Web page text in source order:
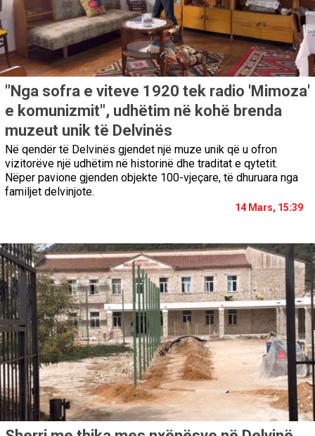
"Nga sofra e viteve 1920 tek radio 'Mimoza'
e komunizmit", udhëtim në kohë brenda
muzeut unik të Delvinës
Në qendër të Delvinës gjendet një muze unik që u ofron
vizitorëve një udhëtim në historinë dhe traditat e qytetit.
Nëper pavione gjenden objekte 100-vjeçare, të dhuruara nga
familjet delvinjote.
14 Mars, 15:39